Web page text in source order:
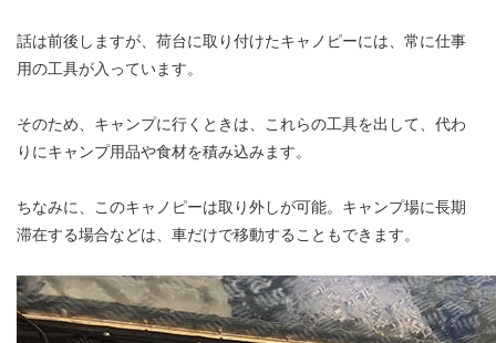
話は前後しますが、荷台に取り付けたキャノピーには、常に仕事
用の工具が入っています。
そのため、キャンプに行くときは、これらの工具を出して、代わ
りにキャンプ用品や食材を積み込みます。
ちなみに、このキャノピーは取り外しが可能。キャンプ場に長期
滞在する場合などは、車だけで移動することもできます。